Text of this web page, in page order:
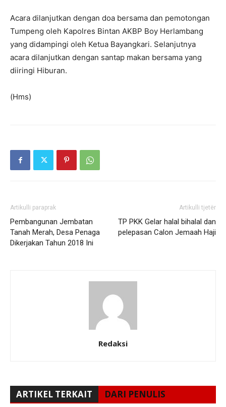
Acara dilanjutkan dengan doa bersama dan pemotongan
Tumpeng oleh Kapolres Bintan AKBP Boy Herlambang
yang didampingi oleh Ketua Bayangkari. Selanjutnya
acara dilanjutkan dengan santap makan bersama yang
diiringi Hiburan.
(Hms)
Artikulli paraprak
Pembangunan Jembatan
Tanah Merah, Desa Penaga
Dikerjakan Tahun 2018 Ini
Artikulli tjetër
TP PKK Gelar halal bihalal dan
pelepasan Calon Jemaah Haji
Redaksi
ARTIKEL TERKAIT DARI PENULIS